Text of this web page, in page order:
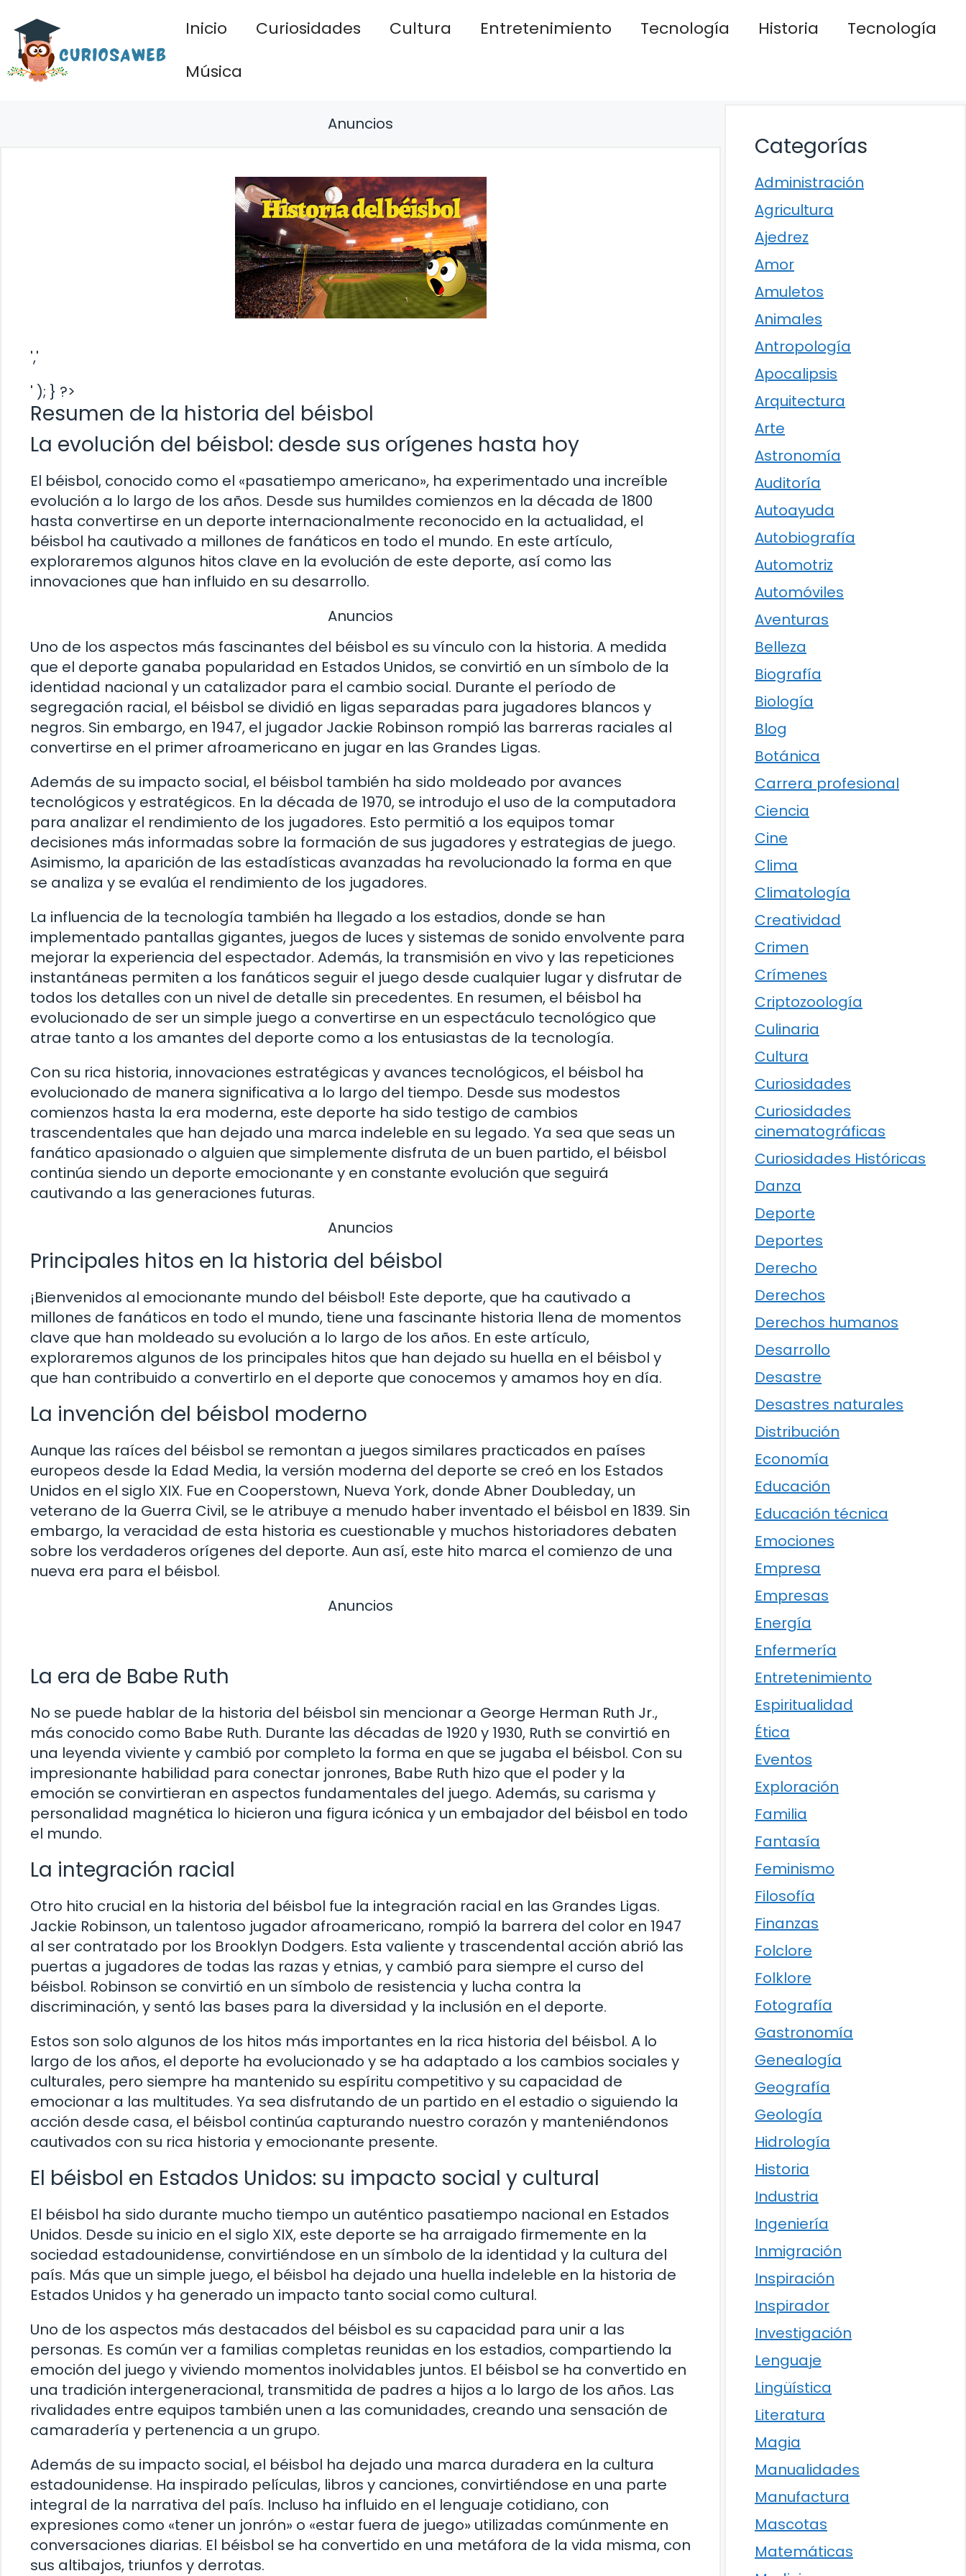
contenido
Inicio Curiosidades Cultura Entretenimiento Tecnología Historia
Tecnología
Música
Anuncios
','
' ); } ?>
Resumen de la historia del béisbol
La evolución del béisbol: desde sus orígenes hasta hoy
El béisbol, conocido como el «pasatiempo americano», ha experimentado una increíble
evolución a lo largo de los años. Desde sus humildes comienzos en la década de 1800
hasta convertirse en un deporte internacionalmente reconocido en la actualidad, el
béisbol ha cautivado a millones de fanáticos en todo el mundo. En este artículo,
exploraremos algunos hitos clave en la evolución de este deporte, así como las
innovaciones que han influido en su desarrollo.
Anuncios
Uno de los aspectos más fascinantes del béisbol es su vínculo con la historia. A medida
que el deporte ganaba popularidad en Estados Unidos, se convirtió en un símbolo de la
identidad nacional y un catalizador para el cambio social. Durante el período de
segregación racial, el béisbol se dividió en ligas separadas para jugadores blancos y
negros. Sin embargo, en 1947, el jugador Jackie Robinson rompió las barreras raciales al
convertirse en el primer afroamericano en jugar en las Grandes Ligas.
Además de su impacto social, el béisbol también ha sido moldeado por avances
tecnológicos y estratégicos. En la década de 1970, se introdujo el uso de la computadora
para analizar el rendimiento de los jugadores. Esto permitió a los equipos tomar
decisiones más informadas sobre la formación de sus jugadores y estrategias de juego.
Asimismo, la aparición de las estadísticas avanzadas ha revolucionado la forma en que
se analiza y se evalúa el rendimiento de los jugadores.
La influencia de la tecnología también ha llegado a los estadios, donde se han
implementado pantallas gigantes, juegos de luces y sistemas de sonido envolvente para
mejorar la experiencia del espectador. Además, la transmisión en vivo y las repeticiones
instantáneas permiten a los fanáticos seguir el juego desde cualquier lugar y disfrutar de
todos los detalles con un nivel de detalle sin precedentes. En resumen, el béisbol ha
evolucionado de ser un simple juego a convertirse en un espectáculo tecnológico que
atrae tanto a los amantes del deporte como a los entusiastas de la tecnología.
Con su rica historia, innovaciones estratégicas y avances tecnológicos, el béisbol ha
evolucionado de manera significativa a lo largo del tiempo. Desde sus modestos
comienzos hasta la era moderna, este deporte ha sido testigo de cambios
trascendentales que han dejado una marca indeleble en su legado. Ya sea que seas un
fanático apasionado o alguien que simplemente disfruta de un buen partido, el béisbol
continúa siendo un deporte emocionante y en constante evolución que seguirá
cautivando a las generaciones futuras.
Anuncios
Principales hitos en la historia del béisbol
¡Bienvenidos al emocionante mundo del béisbol! Este deporte, que ha cautivado a
millones de fanáticos en todo el mundo, tiene una fascinante historia llena de momentos
clave que han moldeado su evolución a lo largo de los años. En este artículo,
exploraremos algunos de los principales hitos que han dejado su huella en el béisbol y
que han contribuido a convertirlo en el deporte que conocemos y amamos hoy en día.
La invención del béisbol moderno
Aunque las raíces del béisbol se remontan a juegos similares practicados en países
europeos desde la Edad Media, la versión moderna del deporte se creó en los Estados
Unidos en el siglo XIX. Fue en Cooperstown, Nueva York, donde Abner Doubleday, un
veterano de la Guerra Civil, se le atribuye a menudo haber inventado el béisbol en 1839. Sin
embargo, la veracidad de esta historia es cuestionable y muchos historiadores debaten
sobre los verdaderos orígenes del deporte. Aun así, este hito marca el comienzo de una
nueva era para el béisbol.
Anuncios
La era de Babe Ruth
No se puede hablar de la historia del béisbol sin mencionar a George Herman Ruth Jr.,
más conocido como Babe Ruth. Durante las décadas de 1920 y 1930, Ruth se convirtió en
una leyenda viviente y cambió por completo la forma en que se jugaba el béisbol. Con su
impresionante habilidad para conectar jonrones, Babe Ruth hizo que el poder y la
emoción se convirtieran en aspectos fundamentales del juego. Además, su carisma y
personalidad magnética lo hicieron una figura icónica y un embajador del béisbol en todo
el mundo.
La integración racial
Otro hito crucial en la historia del béisbol fue la integración racial en las Grandes Ligas.
Jackie Robinson, un talentoso jugador afroamericano, rompió la barrera del color en 1947
al ser contratado por los Brooklyn Dodgers. Esta valiente y trascendental acción abrió las
puertas a jugadores de todas las razas y etnias, y cambió para siempre el curso del
béisbol. Robinson se convirtió en un símbolo de resistencia y lucha contra la
discriminación, y sentó las bases para la diversidad y la inclusión en el deporte.
Estos son solo algunos de los hitos más importantes en la rica historia del béisbol. A lo
largo de los años, el deporte ha evolucionado y se ha adaptado a los cambios sociales y
culturales, pero siempre ha mantenido su espíritu competitivo y su capacidad de
emocionar a las multitudes. Ya sea disfrutando de un partido en el estadio o siguiendo la
acción desde casa, el béisbol continúa capturando nuestro corazón y manteniéndonos
cautivados con su rica historia y emocionante presente.
El béisbol en Estados Unidos: su impacto social y cultural
El béisbol ha sido durante mucho tiempo un auténtico pasatiempo nacional en Estados
Unidos. Desde su inicio en el siglo XIX, este deporte se ha arraigado firmemente en la
sociedad estadounidense, convirtiéndose en un símbolo de la identidad y la cultura del
país. Más que un simple juego, el béisbol ha dejado una huella indeleble en la historia de
Estados Unidos y ha generado un impacto tanto social como cultural.
Uno de los aspectos más destacados del béisbol es su capacidad para unir a las
personas. Es común ver a familias completas reunidas en los estadios, compartiendo la
emoción del juego y viviendo momentos inolvidables juntos. El béisbol se ha convertido en
una tradición intergeneracional, transmitida de padres a hijos a lo largo de los años. Las
rivalidades entre equipos también unen a las comunidades, creando una sensación de
camaradería y pertenencia a un grupo.
Además de su impacto social, el béisbol ha dejado una marca duradera en la cultura
estadounidense. Ha inspirado películas, libros y canciones, convirtiéndose en una parte
integral de la narrativa del país. Incluso ha influido en el lenguaje cotidiano, con
expresiones como «tener un jonrón» o «estar fuera de juego» utilizadas comúnmente en
conversaciones diarias. El béisbol se ha convertido en una metáfora de la vida misma, con
sus altibajos, triunfos y derrotas.
Categorías
Administración
Agricultura
Ajedrez
Amor
Amuletos
Animales
Antropología
Apocalipsis
Arquitectura
Arte
Astronomía
Auditoría
Autoayuda
Autobiografía
Automotriz
Automóviles
Aventuras
Belleza
Biografía
Biología
Blog
Botánica
Carrera profesional
Ciencia
Cine
Clima
Climatología
Creatividad
Crimen
Crímenes
Criptozoología
Culinaria
Cultura
Curiosidades
Curiosidades
cinematográficas
Curiosidades Históricas
Danza
Deporte
Deportes
Derecho
Derechos
Derechos humanos
Desarrollo
Desastre
Desastres naturales
Distribución
Economía
Educación
Educación técnica
Emociones
Empresa
Empresas
Energía
Enfermería
Entretenimiento
Espiritualidad
Ética
Eventos
Exploración
Familia
Fantasía
Feminismo
Filosofía
Finanzas
Folclore
Folklore
Fotografía
Gastronomía
Genealogía
Geografía
Geología
Hidrología
Historia
Industria
Ingeniería
Inmigración
Inspiración
Inspirador
Investigación
Lenguaje
Lingüística
Literatura
Magia
Manualidades
Manufactura
Mascotas
Matemáticas